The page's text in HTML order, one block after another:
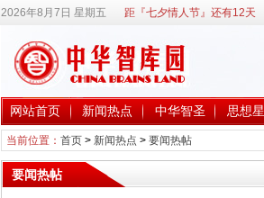
2026年8月7日 星期五 距『七夕情人节』还有12天
网站首页 新闻热点 中华智圣 思想
当前位置： 首页> 新闻热点 > 要闻热帖
要闻热帖